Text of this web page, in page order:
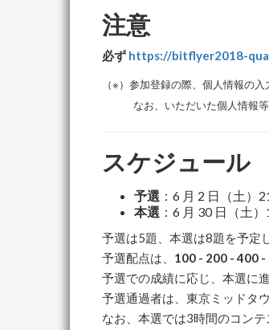
注意
必ず https://bitflyer2018-
（※）参加登録の際、個人情報の
なお、いただいた個人情報等は
スケジュール
予選 ：6 月 2 日（土）
本選 ：6 月 30 日（土
予選は5題、本選は8題を予定
予選配点は、 100 - 200 - 400
予選での成績に応じ、本選に
予選通過者は、東京ミッドタ
なお、本選では3時間のコン